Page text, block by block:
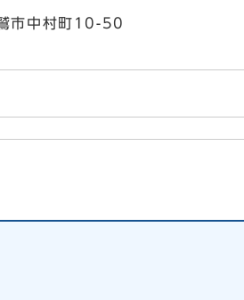
中村町10-50